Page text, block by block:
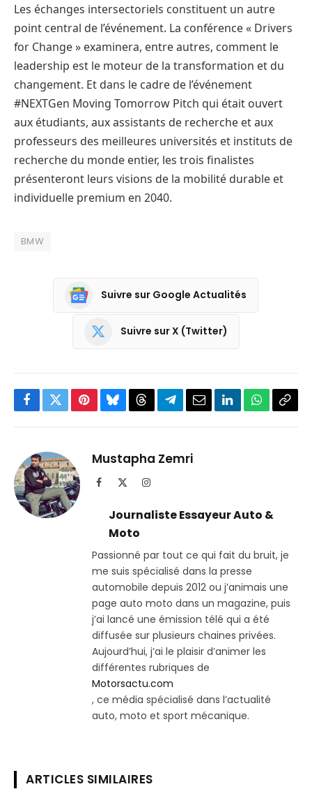
Les échanges intersectoriels constituent un autre
point central de l’événement. La conférence « Drivers
for Change » examinera, entre autres, comment le
leadership est le moteur de la transformation et du
changement. Et dans le cadre de l’événement
#NEXTGen Moving Tomorrow Pitch qui était ouvert
aux étudiants, aux assistants de recherche et aux
professeurs des meilleures universités et instituts de
recherche du monde entier, les trois finalistes
présenteront leurs visions de la mobilité durable et
individuelle premium en 2040.
BMW
Suivre sur Google Actualités
Suivre sur X (Twitter)
Facebook
TwitterPinterestBlueskyThreadsPartager
Telegram
EmailLinkedInWhatsApp
Mustapha Zemri
Facebook Instagram
Journaliste Essayeur Auto &
Moto
Passionné par tout ce qui fait du bruit, je
me suis spécialisé dans la presse
automobile depuis 2012 ou j’animais une
page auto moto dans un magazine, puis
j’ai lancé une émission télé qui a été
diffusée sur plusieurs chaines privées.
Aujourd’hui, j’ai le plaisir d’animer les
différentes rubriques de
Motorsactu.com
, ce média spécialisé dans l’actualité
auto, moto et sport mécanique.
ARTICLES SIMILAIRES